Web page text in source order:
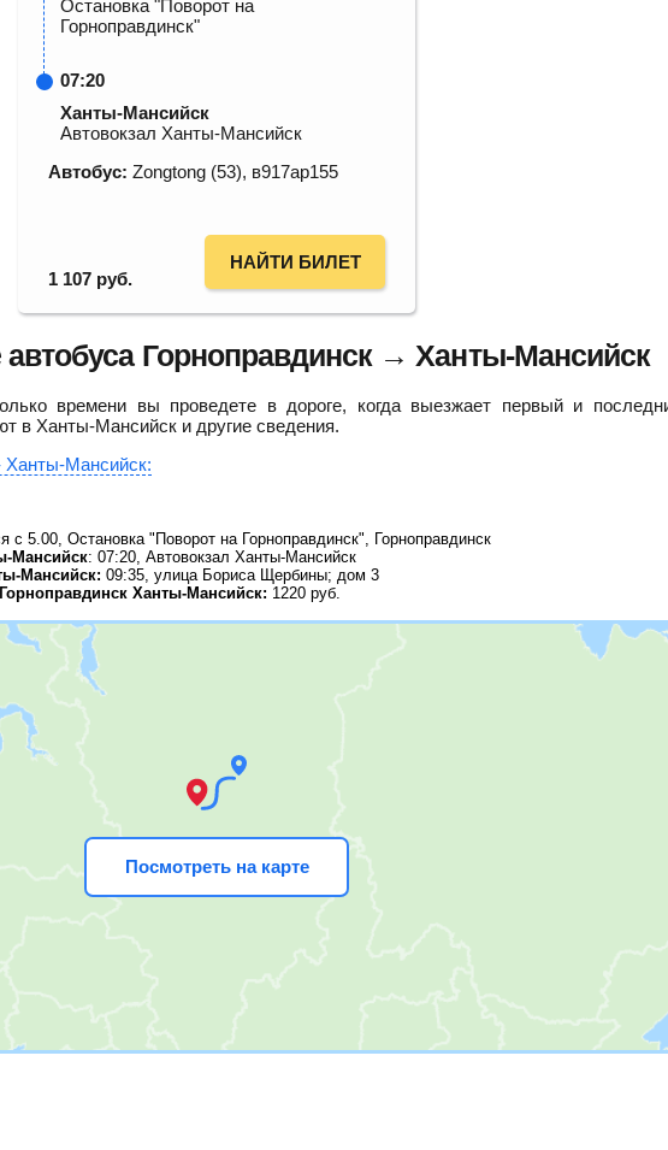
Остановка "Поворот на
Горноправдинск"
07:20
Ханты-Мансийск
Автовокзал Ханты-Мансийск
Автобус: Zongtong (53), в917ар155
1 107 руб.
НАЙТИ БИЛЕТ
Горноправдинск → Ханты-Мансийск
времени вы проведете в дороге, когда выезжает первый и
в Ханты-Мансийск и другие сведения.
Ханты-Мансийск:
с 5.00, Остановка "Поворот на Горноправдинск", Горноправдинск
Мансийск: 07:20, Автовокзал Ханты-Мансийск
Мансийск: 09:35, улица Бориса Щербины; дом 3
Ханты-Мансийск: 1220 руб.
Посмотреть на карте